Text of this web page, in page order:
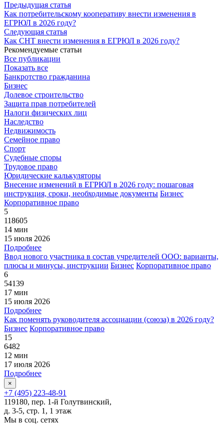
Предыдущая статья
Как потребительскому кооперативу внести изменения в
ЕГРЮЛ в 2026 году?
Следующая статья
Как СНТ внести изменения в ЕГРЮЛ в 2026 году?
Рекомендуемые статьи
Все публикации
Показать все
Банкротство гражданина
Бизнес
Долевое строительство
Защита прав потребителей
Налоги физических лиц
Наследство
Недвижимость
Семейное право
Спорт
Судебные споры
Трудовое право
Юридические калькуляторы
Внесение изменений в ЕГРЮЛ в 2026 году: пошаговая
инструкция, сроки, необходимые документы Бизнес
Корпоративное право
5
118605
14 мин
15 июля 2026
Подробнее
Ввод нового участника в состав учредителей ООО: варианты,
плюсы и минусы, инструкции Бизнес Корпоративное право
6
54139
17 мин
15 июля 2026
Подробнее
Как поменять руководителя ассоциации (союза) в 2026 году?
Бизнес Корпоративное право
15
6482
12 мин
17 июля 2026
Подробнее
×
+7 (495) 223-48-91
119180, пер. 1-й Голутвинский,
д. 3-5, стр. 1, 1 этаж
Мы в соц. сетях